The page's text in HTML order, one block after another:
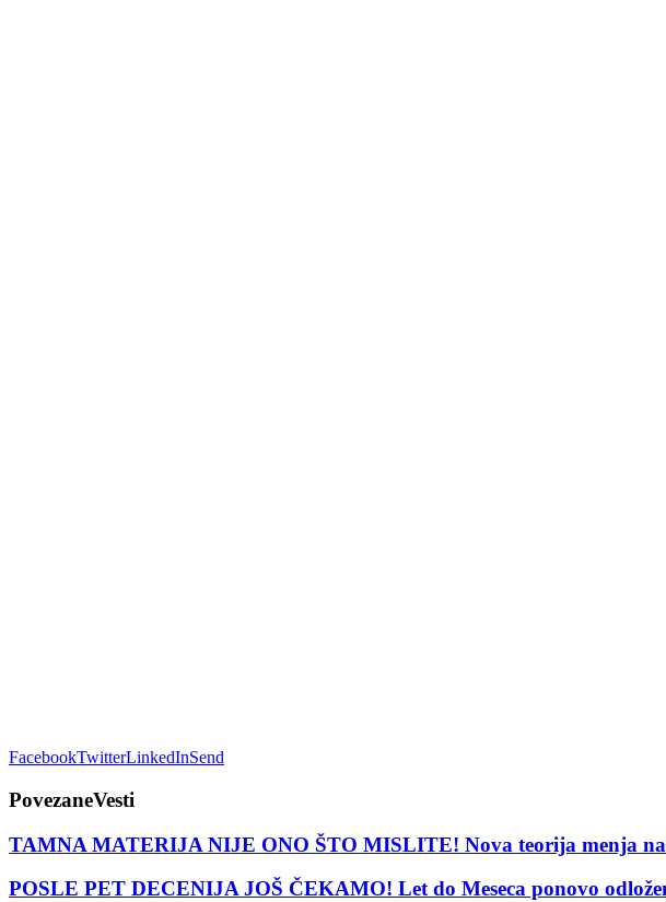
FacebookTwitterLinkedInSend
PovezaneVesti
TAMNA MATERIJA NIJE ONO ŠTO MISLITE! Nova teorija menja
POSLE PET DECENIJA JOŠ ČEKAMO! Let do Meseca ponovo